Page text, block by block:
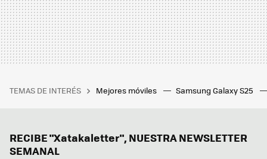
TEMAS DE INTERÉS Mejores móviles Samsung Galaxy S25
RECIBE "Xatakaletter", NUESTRA NEWSLETTER
SEMANAL